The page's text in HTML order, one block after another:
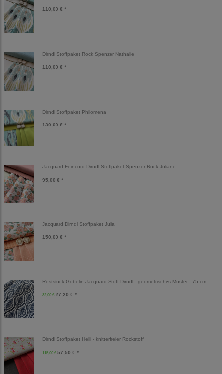
110,00 € *
Dirndl Stoffpaket Rock Spenzer Nathalie
110,00 € *
Dirndl Stoffpaket Philomena
130,00 € *
Jacquard Feincord Dirndl Stoffpaket Spenzer Rock Juliane
95,00 € *
Jacquard Dirndl Stoffpaket Julia
150,00 € *
Reststück Gobelin Jacquard Stoff Dirndl - geometrisches Muster - 75 cm
32,00 € 27,20 € *
Dirndl Stoffpaket Helli - knitterfreier Rockstoff
115,00 € 57,50 € *